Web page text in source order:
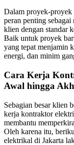
Dalam proyek-proyek
peran penting
klien dengan standar
Baik untuk proyek
yang tepat menjamin
energi, dan minim
Cara Kerja
Awal hingga
Sebagian besar klien
kerja kontraktor
membantu
Oleh karena itu,
elektrikal di Jakarta